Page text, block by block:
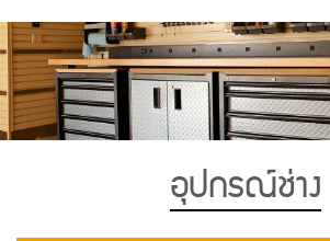
อุปกรณ์ช่าง